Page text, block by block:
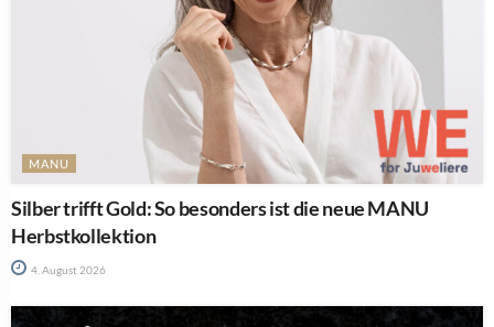
MANU
Silber trifft Gold: So besonders ist die neue MANU
Herbstkollektion
4. August 2026